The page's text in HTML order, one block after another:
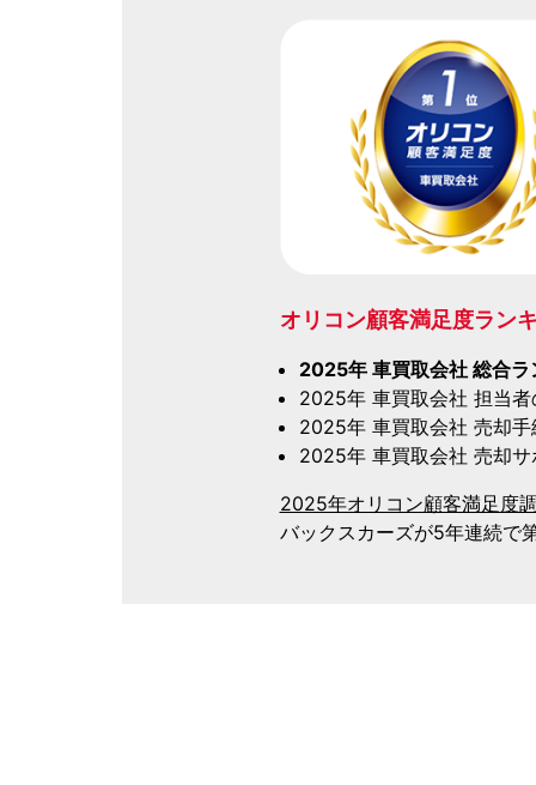
オリコン顧客満足度ラン
2025年 車買取会社 総合ラ
2025年 車買取会社 担当
2025年 車買取会社 売却
2025年 車買取会社 売却
2025年オリコン顧客満足度
バックスカーズが5年連続で